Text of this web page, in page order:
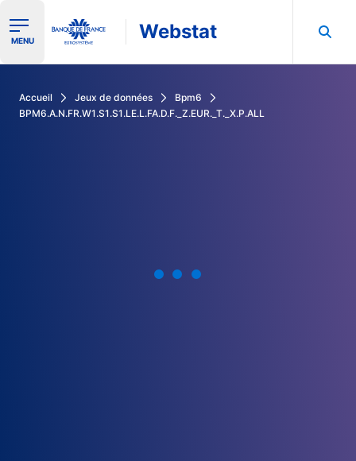
Ouvrir le menu de navigation
MENU Webstat
Accueil Jeux de données
Bpm6
BPM6.A.N.FR.W1.S1.S1.LE.L.FA.D.F._Z.EUR._T._X.P.ALL